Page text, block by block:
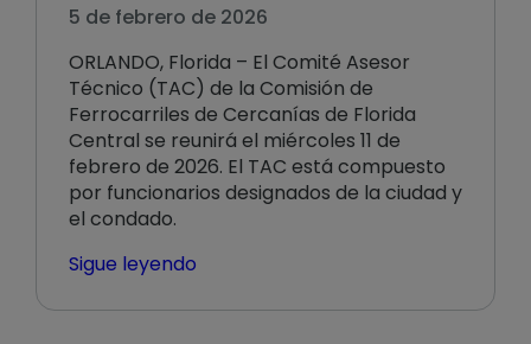
5 de febrero de 2026
ORLANDO, Florida – El Comité Asesor
Técnico (TAC) de la Comisión de
Ferrocarriles de Cercanías de Florida
Central se reunirá el miércoles 11 de
febrero de 2026. El TAC está compuesto
por funcionarios designados de la ciudad y
el condado.
Sigue leyendo